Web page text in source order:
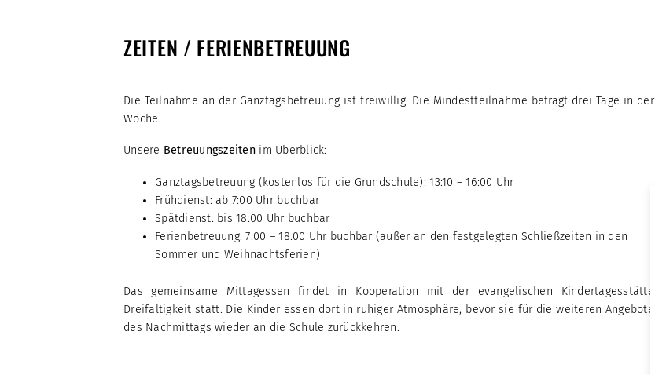
ZEITEN / FERIENBETREUUNG
Die Teilnahme an der Ganztagsbetreuung ist freiwillig. Die Mindestteilnahme beträgt drei Tage in der
Woche.
Unsere Betreuungszeiten im Überblick:
Ganztagsbetreuung (kostenlos für die Grundschule): 13:10 – 16:00 Uhr
Frühdienst: ab 7:00 Uhr buchbar
Spätdienst: bis 18:00 Uhr buchbar
Ferienbetreuung: 7:00 – 18:00 Uhr buchbar (außer an den festgelegten Schließzeiten in den
Sommer und Weihnachtsferien)
Das gemeinsame Mittagessen findet in Kooperation mit der evangelischen Kindertagesstätte
Dreifaltigkeit statt. Die Kinder essen dort in ruhiger Atmosphäre, bevor sie für die weiteren Angebote
des Nachmittags wieder an die Schule zurückkehren.